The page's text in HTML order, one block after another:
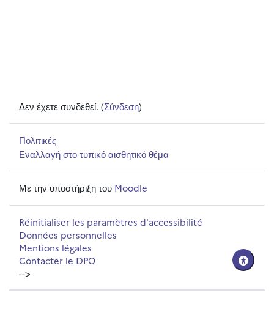
Δεν έχετε συνδεθεί. (Σύνδεση)
Πολιτικές
Εναλλαγή στο τυπικό αισθητικό θέμα
Με την υποστήριξη του Moodle
Réinitialiser les paramètres d'accessibilité
Données personnelles
Mentions légales
Contacter le DPO
-->